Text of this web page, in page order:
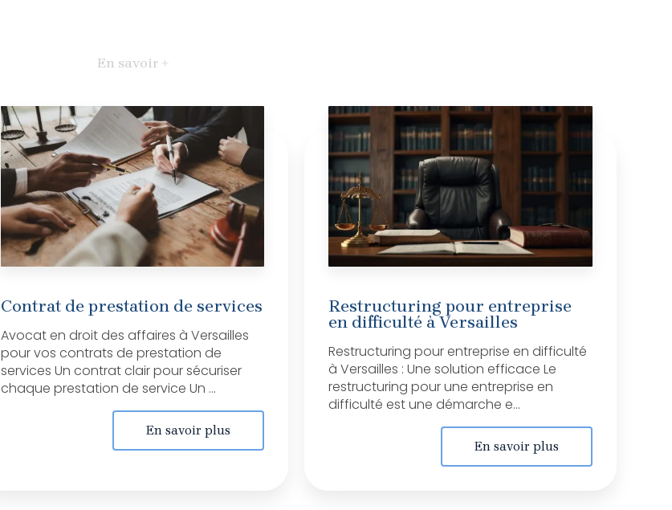
En savoir +
Contrat de prestation de services
Avocat en droit des affaires à Versailles
pour vos contrats de prestation de
services Un contrat clair pour sécuriser
chaque prestation de service Un ...
En savoir plus
Restructuring pour entreprise
en difficulté à Versailles
Restructuring pour entreprise en difficulté
à Versailles : Une solution efficace Le
restructuring pour une entreprise en
difficulté est une démarche e...
En savoir plus